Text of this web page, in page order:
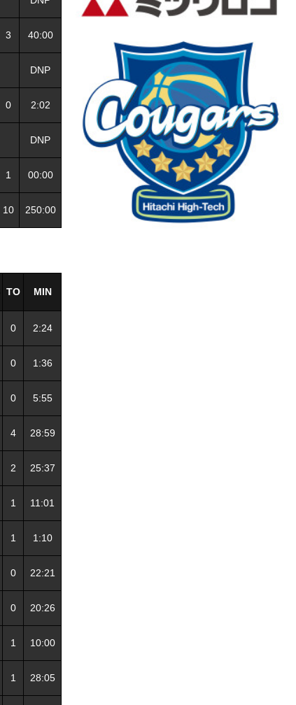
3 40:00
DNP
0 2:02
DNP
1 00:00
10 250:00
TO
MIN
0 2:24
0 1:36
0 5:55
4 28:59
2 25:37
1 11:01
1 1:10
0 22:21
0 20:26
1 10:00
1 28:05